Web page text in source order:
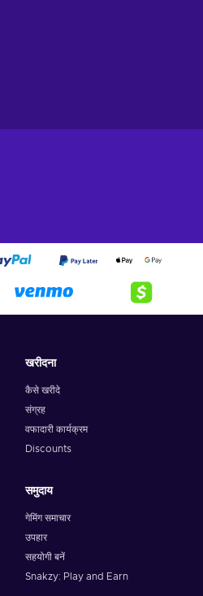
खरीदना
कैसे खरीदे
संग्रह
वफादारी कार्यक्रम
Discounts
समुदाय
गेमिंग समाचार
उपहार
सहयोगी बनें
Snakzy: Play and Earn